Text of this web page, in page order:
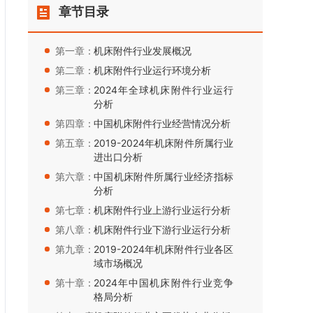
章节目录
第一章：机床附件行业发展概况
第二章：机床附件行业运行环境分析
第三章： 2024年全球机床附件行业运行
分析
第四章：中国机床附件行业经营情况分析
第五章： 2019-2024年机床附件所属行业
进出口分析
第六章：中国机床附件所属行业经济指标
分析
第七章：机床附件行业上游行业运行分析
第八章：机床附件行业下游行业运行分析
第九章： 2019-2024年机床附件行业各区
域市场概况
第十章： 2024年中国机床附件行业竞争
格局分析